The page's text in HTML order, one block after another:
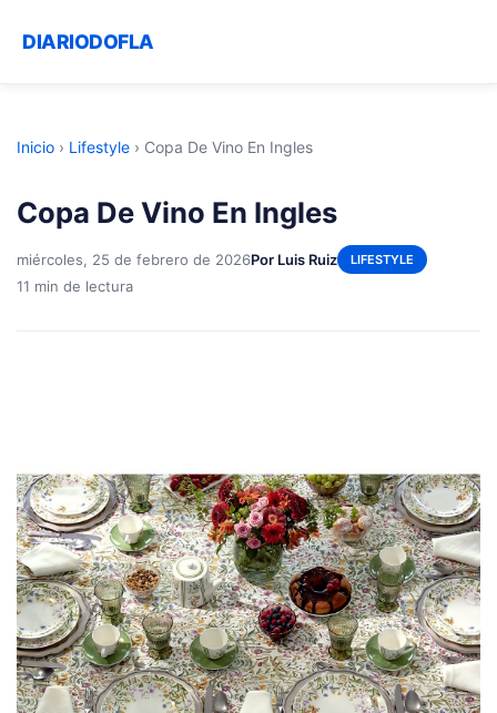
DIARIODOFLA
Inicio › Lifestyle › Copa De Vino En Ingles
Copa De Vino En Ingles
miércoles, 25 de febrero de 2026Por Luis Ruiz LIFESTYLE
11 min de lectura